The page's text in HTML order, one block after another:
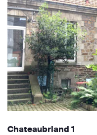
Chateaubriand 1